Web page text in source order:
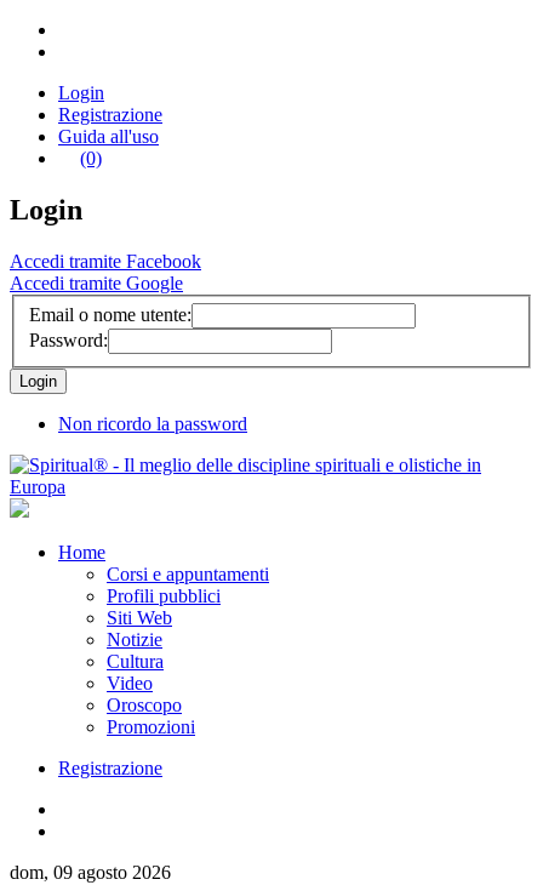
Login
Registrazione
Guida all'uso
(0)
Login
Accedi tramite Facebook
Accedi tramite Google
Email o nome utente:
Password:
Non ricordo la password
Home
Corsi e appuntamenti
Profili pubblici
Siti Web
Notizie
Cultura
Video
Oroscopo
Promozioni
Registrazione
dom, 09 agosto 2026